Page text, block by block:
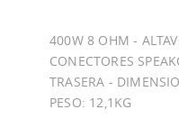
400W 8 OHM -
CONECTORES
TRASERA -
PESO: 12,1KG